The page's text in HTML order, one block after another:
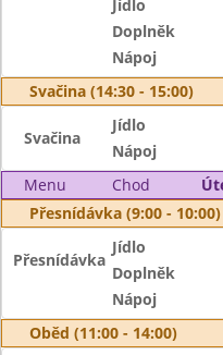
Jídlo
Doplněk
Nápoj
Svačina (14:30 - 15:00)
Svačina
Jídlo
Nápoj
Menu
Chod
Přesnídávka (9:00 - 10:00)
Přesnídávka
Jídlo
Doplněk
Nápoj
Oběd (11:00 - 14:00)